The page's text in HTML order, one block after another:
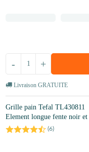
+
-
Livraison GRATUITE
Grille pain Tefal TL430811
Element longue fente noir
(6)